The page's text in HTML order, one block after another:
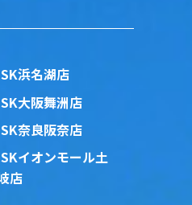
浜名湖店
大阪舞洲店
奈良阪奈店
イオンモール土
店